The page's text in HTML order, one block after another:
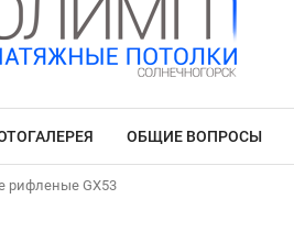
ОБЩИЕ ВОПРОСЫ
рифленые GX53